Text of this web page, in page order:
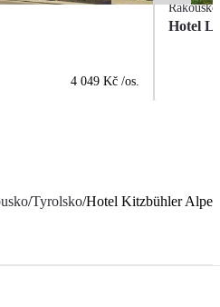
4 049 Kč /os.
Rakousko
Hotel
/Tyrolsko/Hotel Kitzbühler Alpen